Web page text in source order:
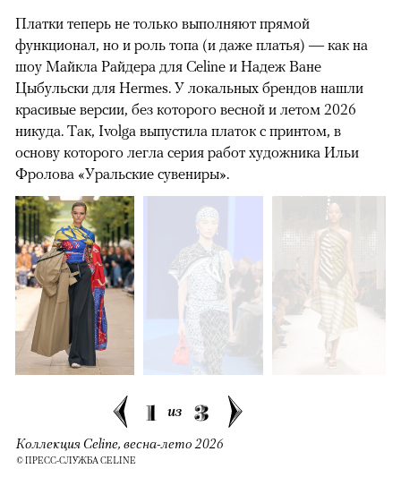
Платки теперь не только выполняют прямой
функционал, но и роль топа (и даже платья) — как на
шоу Майкла Райдера для Celine и Надеж Ване
Цыбульски для Hermes. У локальных брендов нашли
красивые версии, без которого весной и летом 2026
никуда. Так, Ivolga выпустила платок с принтом, в
основу которого легла серия работ художника Ильи
Фролова «Уральские сувениры».
1 из 3
Коллекция Celine, весна-лето 2026
© ПРЕСС-СЛУЖБА CELINE